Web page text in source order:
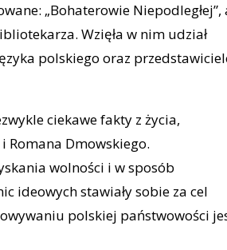
„Bohaterowie Niepodległej”,
Wzięła w nim udział
polskiego oraz
ciekawe fakty z życia,
Romana Dmowskiego.
wolności i w sposób
ideowych stawiały sobie za cel
polskiej państwowości